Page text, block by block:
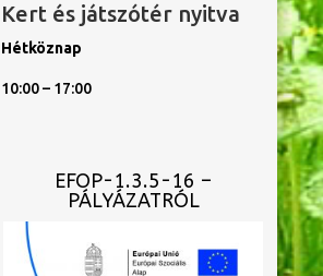
Kert és játszótér nyitva
Hétköznap
10:00 – 17:00
EFOP-1.3.5-16 –
PÁLYÁZATRÓL